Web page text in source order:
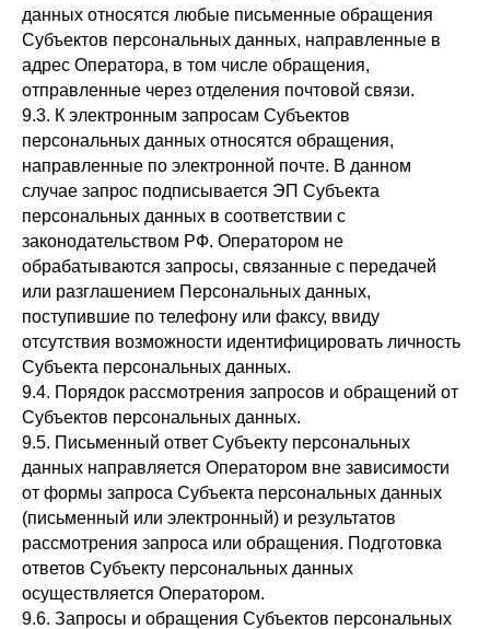
данных относятся любые письменные обращения
Субъектов персональных данных, направленные в
адрес Оператора, в том числе обращения,
отправленные через отделения почтовой связи.
9.3. К электронным запросам Субъектов
персональных данных относятся обращения,
направленные по электронной почте. В данном
случае запрос подписывается ЭП Субъекта
персональных данных в соответствии с
законодательством РФ. Оператором не
обрабатываются запросы, связанные с передачей
или разглашением Персональных данных,
поступившие по телефону или факсу, ввиду
отсутствия возможности идентифицировать личность
Субъекта персональных данных.
9.4. Порядок рассмотрения запросов и обращений от
Субъектов персональных данных.
9.5. Письменный ответ Субъекту персональных
данных направляется Оператором вне зависимости
от формы запроса Субъекта персональных данных
(письменный или электронный) и результатов
рассмотрения запроса или обращения. Подготовка
ответов Субъекту персональных данных
осуществляется Оператором.
9.6. Запросы и обращения Субъектов персональных